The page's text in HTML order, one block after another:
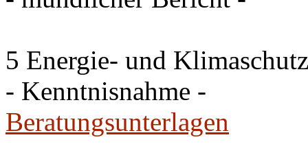
5 Energie- und
- Kenntnisnahme -
Beratungsunterlagen